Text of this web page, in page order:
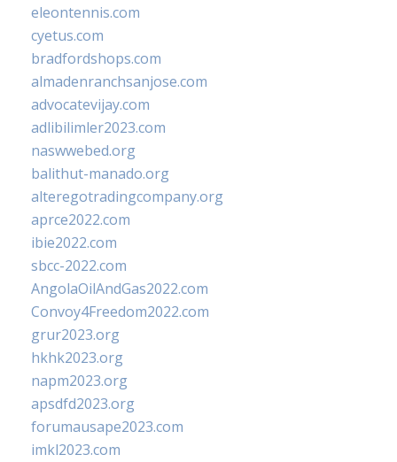
eleontennis.com
cyetus.com
bradfordshops.com
almadenranchsanjose.com
advocatevijay.com
adlibilimler2023.com
naswwebed.org
balithut-manado.org
alteregotradingcompany.org
aprce2022.com
ibie2022.com
sbcc-2022.com
AngolaOilAndGas2022.com
Convoy4Freedom2022.com
grur2023.org
hkhk2023.org
napm2023.org
apsdfd2023.org
forumausape2023.com
imkl2023.com